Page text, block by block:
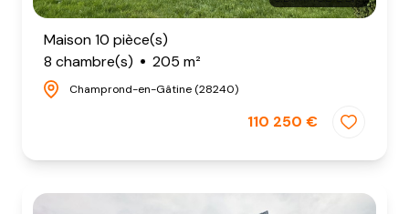
Maison 10 pièce(s)
8 chambre(s)
205 m²
Champrond-en-Gâtine (28240)
110 250 €